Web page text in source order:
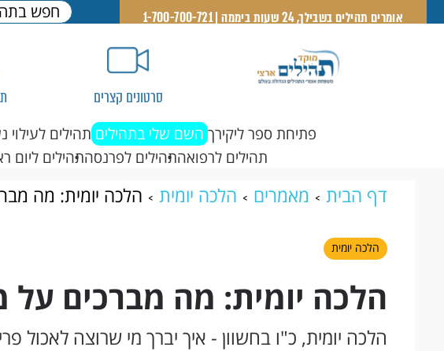
אומרים תהילים בשבילך, 24 שעות ביממה | 1-700-700-721
סרטונים קצרים
פתיחת ספר ליקירך השם שלי בתהילים תהילים לעילוי
תהילים לרפואהתהילים לפרנסהתהילים ליום
דף הבית מאמרים הלכה יומית הלכה יומית: מה
הלכה יומית
הלכה יומית: מה מברכים על
הלכה יומית, כ"ו בחשוון - איך יברך מי שרוצה לאכול